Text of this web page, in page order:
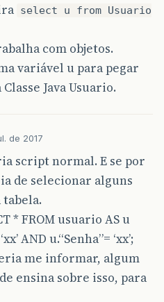
select u from Usuario
com objetos.
variável u para pegar
Java Usuario.
de 2017
script normal. E se por
de selecionar alguns
* FROM usuario AS u
AND u.“Senha”= ‘xx’;
me informar, algum
ensina sobre isso, para